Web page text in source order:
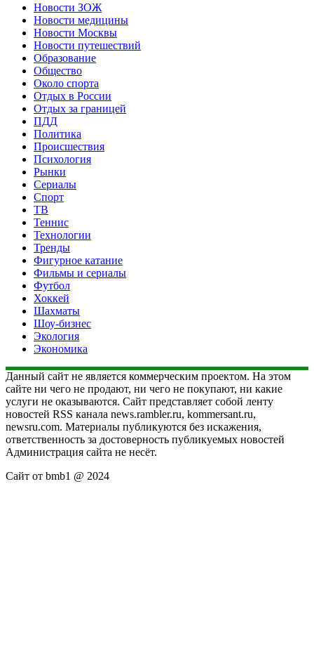
Новости ЗОЖ
Новости медицины
Новости Москвы
Новости путешествий
Образование
Общество
Около спорта
Отдых в России
Отдых за границей
ПДД
Политика
Происшествия
Психология
Рынки
Сериалы
Спорт
ТВ
Теннис
Технологии
Тренды
Фигурное катание
Фильмы и сериалы
Футбол
Хоккей
Шахматы
Шоу-бизнес
Экология
Экономика
Данный сайт не является коммерческим проектом. На этом
сайте ни чего не продают, ни чего не покупают, ни какие
услуги не оказываются. Сайт представляет собой ленту
новостей RSS канала news.rambler.ru, kommersant.ru,
newsru.com. Материалы публикуются без искажения,
ответственность за достоверность публикуемых новостей
Администрация сайта не несёт.
Сайт от bmb1 @ 2024